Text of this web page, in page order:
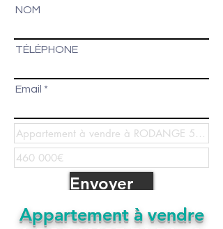
NOM
TÉLÉPHONE
Email
Envoyer
Appartement à vendre